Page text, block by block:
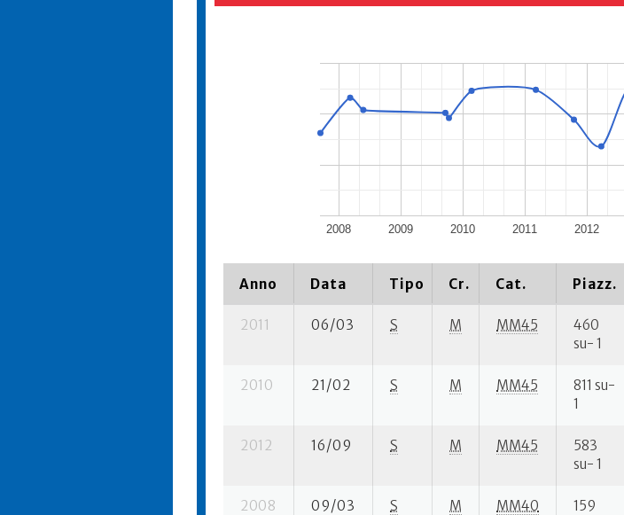
2008 2009 2010 2011 2012
Anno Data Tipo Cr. Cat. Piazz.
2011 06/03 S M MM45
460
su- 1
2010 21/02 S M MM45
811 su-
1
2012 16/09 S M MM45
583
su- 1
2008 09/03 S M MM40
159